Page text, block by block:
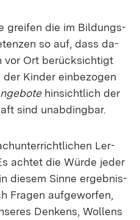
grei­fen die im Bil­dungs­
so auf, dass da­
vor Ort be­rück­sich­tigt
Kin­der ein­be­zo­gen
hin­sicht­lich der
sind un­ab­ding­bar.
Ler­
ach­tet die Wür­de je­der
die­sem Sin­ne er­geb­nis­
Fra­gen auf­ge­wor­fen,
Den­kens, Wol­lens